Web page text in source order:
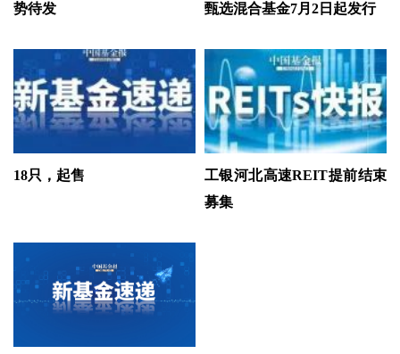
势待发
甄选混合基金7月2日起发行
18只，起售
工银河北高速REIT提前结束
募集